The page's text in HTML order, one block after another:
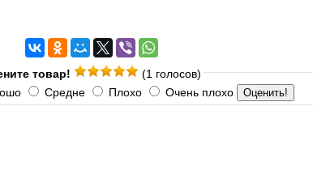
товар!
(1 голосов)
Средне Плохо Очень плохо